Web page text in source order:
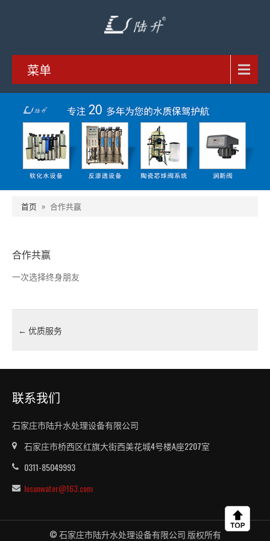
菜单
首页 » 合作共赢
合作共赢
一次选择终身朋友
← 优质服务
联系我们
石家庄市陆升水处理设备有限公司
石家庄市桥西区红旗大街西美花城4号楼A座2207室
0311-85049993
losunwater@163.com
© 石家庄市陆升水处理设备有限公司 版权所有